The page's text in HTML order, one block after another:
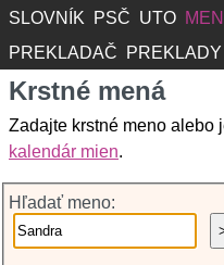
SLOVNÍK PSČ UTO
PREKLADAČ
PREKLADY
Krstné mená
Zadajte krstné meno alebo
kalendár mien.
Hľadať meno: